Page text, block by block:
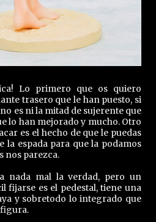
Lo primero que os quiero
trasero que le han puesto, si
es ni la mitad de sujerente que
lo han mejorado y mucho. Otro
es el hecho de que le puedas
la espada para que la podamos
nos parezca.
nada mal la verdad, pero un
fijarse es el pedestal, tiene una
y sobretodo lo integrado que
figura.